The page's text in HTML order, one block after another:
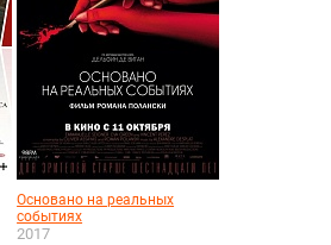
Основано на реальных
событиях
2017